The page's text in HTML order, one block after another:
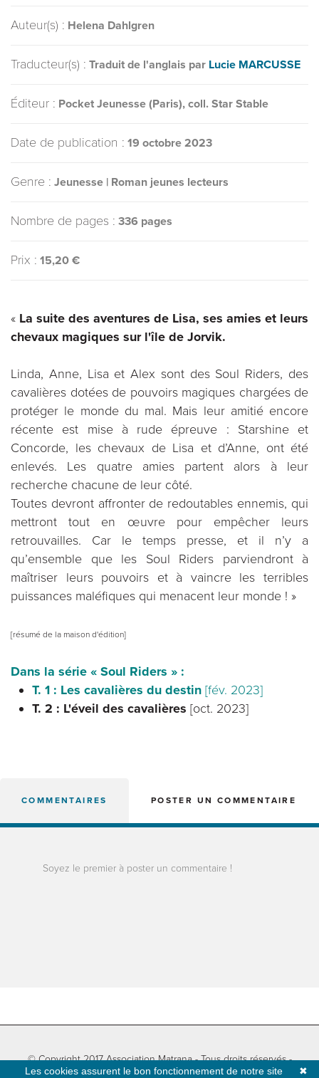
Auteur(s) : Helena Dahlgren
Traducteur(s) : Traduit de l'anglais par Lucie MARCUSSE
Éditeur : Pocket Jeunesse (Paris), coll. Star Stable
Date de publication : 19 octobre 2023
Genre : Jeunesse | Roman jeunes lecteurs
Nombre de pages : 336 pages
Prix : 15,20 €
« La suite des aventures de Lisa, ses amies et leurs
chevaux magiques sur l'île de Jorvik.
Linda, Anne, Lisa et Alex sont des Soul Riders, des
cavalières dotées de pouvoirs magiques chargées de
protéger le monde du mal. Mais leur amitié encore
récente est mise à rude épreuve : Starshine et
Concorde, les chevaux de Lisa et d’Anne, ont été
enlevés. Les quatre amies partent alors à leur
recherche chacune de leur côté.
Toutes devront affronter de redoutables ennemis, qui
mettront tout en œuvre pour empêcher leurs
retrouvailles. Car le temps presse, et il n’y a
qu’ensemble que les Soul Riders parviendront à
maîtriser leurs pouvoirs et à vaincre les terribles
puissances maléfiques qui menacent leur monde ! »
[résumé de la maison d'édition]
Dans la série « Soul Riders » :
T. 1 : Les cavalières du destin [fév. 2023]
T. 2 : L'éveil des cavalières [oct. 2023]
COMMENTAIRES POSTER UN COMMENTAIRE
Soyez le premier à poster un commentaire !
© Copyright 2017 Association Matrana - Tous droits réservés -
✖
Les cookies assurent le bon fonctionnement de notre site